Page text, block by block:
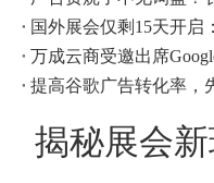
揭秘展会